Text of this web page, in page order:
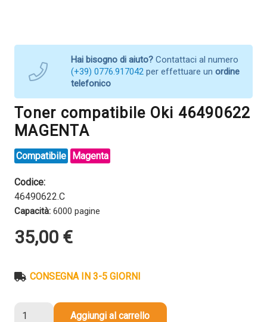
Hai bisogno di aiuto? Contattaci al numero
(+39) 0776.917042 per effettuare un ordine
telefonico
Toner compatibile Oki 46490622
MAGENTA
Compatibile Magenta
Codice:
46490622.C
Capacità: 6000 pagine
35,00 €
CONSEGNA IN 3-5 GIORNI
Aggiungi al carrello